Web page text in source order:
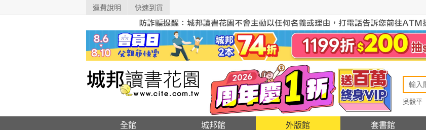
運費說明 快速到貨
吳毅平
全館 城邦館 外版館 套書館